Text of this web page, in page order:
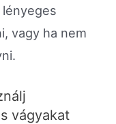
vagy ha nem
vágyakat